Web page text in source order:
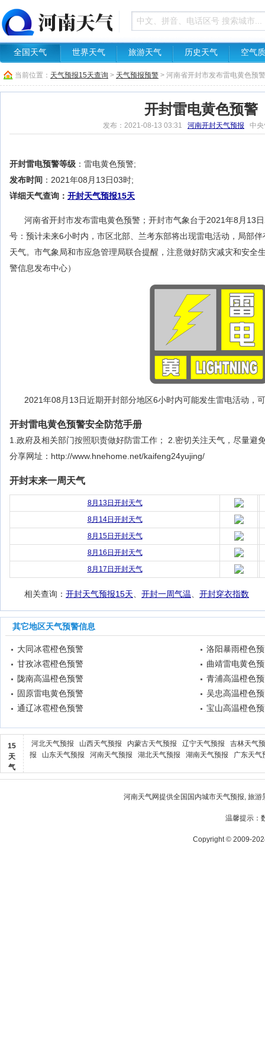
全国天气 世界天气 旅游天气 历史天气 空气
当前位置： 天气预报15天查询 > 天气预报预警 > 河南省开封市发布雷电黄色预警
开封雷电黄色预警
发布：2021-08-13 03:31 河南开封天气预报 中央
开封雷电预警等级 ：雷电黄色预警;
发布时间 ：2021年08月13日03时;
详细天气查询： 开封天气预报15天
河南省开封市发布雷电黄色预警；开封市气象台于2021年8月13
号：预计未来6小时内，市区北部、兰考东部将出现雷电活动，局部
天气。市气象局和市应急管理局联合提醒，注意做好防灾减灾和安全
警信息发布中心）
2021年08月13日近期开封部分地区6小时内可能发生雷电活动，
开封雷电黄色预警安全防范手册
1.政府及相关部门按照职责做好防雷工作； 2.密切关注天气，尽量避
分享网址：http://www.hnehome.net/kaifeng24yujing/
开封末来一周天气
8月13日开封天气
8月14日开封天气
8月15日开封天气
8月16日开封天气
8月17日开封天气
相关查询： 开封天气预报15天 开封一周气温 开封穿衣指数
其它地区天气预警信息
大同冰雹橙色预警
洛阳暴雨橙色
甘孜冰雹橙色预警
曲靖雷电黄色
陇南高温橙色预警
青浦高温橙色
固原雷电黄色预警
吴忠高温橙色
通辽冰雹橙色预警
宝山高温橙色
15
天
气
河北天气预报 山西天气预报 内蒙古天气预报 辽宁天气预报
吉林天气
报
山东天气预报 河南天气预报 湖北天气预报 湖南天气预报 广东天气
河南天气网提供全国国内城市天气预报, 旅游
温馨提示：
Copyright © 2009-